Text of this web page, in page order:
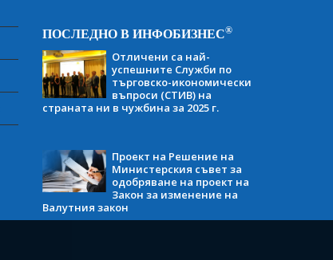
ПОСЛЕДНО В ИНФОБИЗНЕС®
Отличени са най-
успешните Служби по
търговско-икономически
въпроси (СТИВ) на
страната ни в чужбина за 2025 г.
Проект на Решение на
Министерския съвет за
одобряване на проект на
Закон за изменение на
Валутния закон